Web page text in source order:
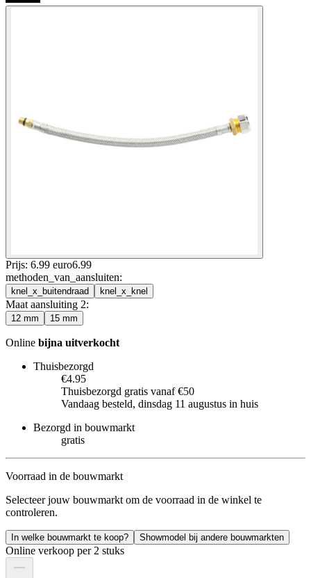
Prijs: 6.99 euro6.99
methoden_van_aansluiten:
knel_x_buitendraad knel_x_knel
Maat aansluiting 2:
12 mm 15 mm
Online bijna uitverkocht
Thuisbezorgd
€4.95
Thuisbezorgd gratis vanaf €50
Vandaag besteld, dinsdag 11 augustus in huis
Bezorgd in bouwmarkt
gratis
Voorraad in de bouwmarkt
Selecteer jouw bouwmarkt om de voorraad in de winkel te
controleren.
In welke bouwmarkt te koop? Showmodel bij andere bouwmarkten
Online verkoop per 2 stuks